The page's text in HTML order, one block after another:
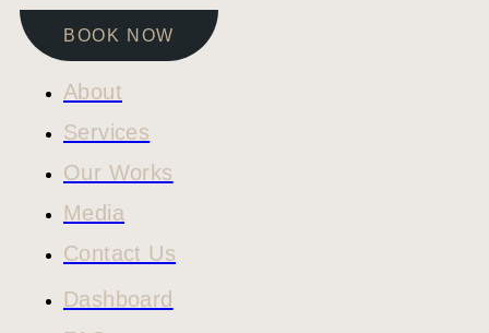
BOOK NOW
About
Services
Our Works
Media
Contact Us
Dashboard